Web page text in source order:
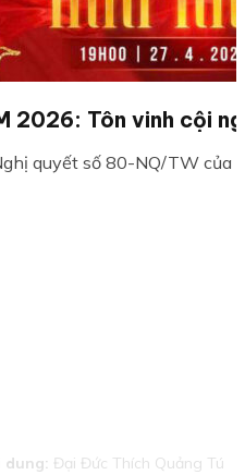
2026: Tôn vinh cội
quyết số 80-NQ/TW của
dung: Đại Đức Thích Quảng Tú